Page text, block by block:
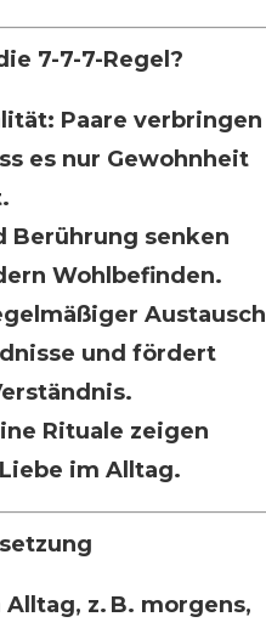
7-7-7-Regel?
Paare verbringen
es nur Gewohnheit
Berührung senken
Wohlbefinden.
Austausch
und fördert
Rituale zeigen
im Alltag.
z. B. morgens,